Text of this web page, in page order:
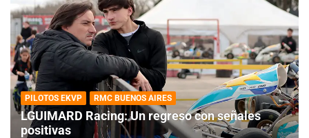
PILOTOS EKVP RMC BUENOS AIRES
LGUIMARD Racing: Un regreso con señales
positivas